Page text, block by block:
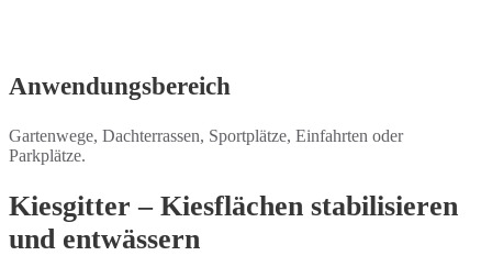
Anwendungsbereich
Gartenwege, Dachterrassen, Sportplätze, Einfahrten oder
Parkplätze.
Kiesgitter – Kiesflächen stabilisieren
und entwässern